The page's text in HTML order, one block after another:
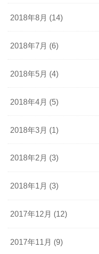
2018年8月 (14)
2018年7月 (6)
2018年5月 (4)
2018年4月 (5)
2018年3月 (1)
2018年2月 (3)
2018年1月 (3)
2017年12月 (12)
2017年11月 (9)